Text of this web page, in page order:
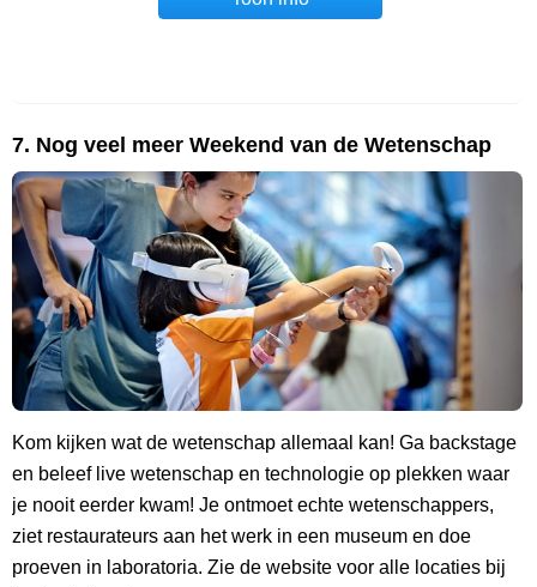
7. Nog veel meer Weekend van de Wetenschap
Kom kijken wat de wetenschap allemaal kan! Ga backstage
en beleef live wetenschap en technologie op plekken waar
je nooit eerder kwam! Je ontmoet echte wetenschappers,
ziet restaurateurs aan het werk in een museum en doe
proeven in laboratoria. Zie de website voor alle locaties bij